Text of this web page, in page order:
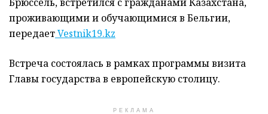
проживающими и обучающимися в Бельгии,
передаетVestnik19.kz
Встреча состоялась в рамках программы визита
Главы государства в европейскую столицу.
РЕКЛАМА